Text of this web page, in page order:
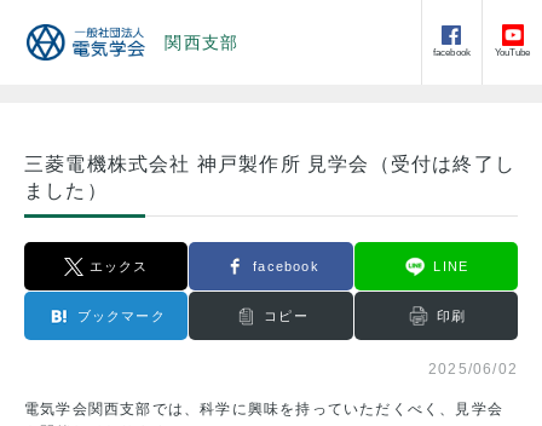
関西支部
facebook YouTube
三菱電機株式会社 神戸製作所 見学会（受付は終了し
ました）
エックス facebook LINE
ブックマーク コピー 印刷
2025/06/02
電気学会関西支部では、科学に興味を持っていただくべく、見学会